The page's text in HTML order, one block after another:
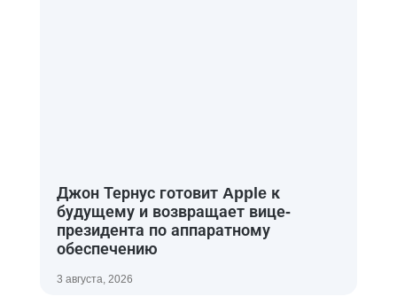
Джон Тернус готовит Apple к
будущему и возвращает вице-
президента по аппаратному
обеспечению
3 августа, 2026